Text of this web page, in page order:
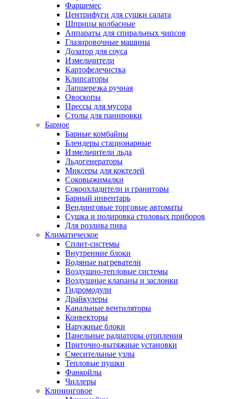
Фаршемес
Центрифуги для сушки салата
Шприцы колбасные
Аппараты для спиральных чипсов
Глазировочные машины
Дозатор для соуса
Измельчители
Картофелечистка
Клипсаторы
Лапшерезка ручная
Овоскопы
Прессы для мусора
Столы для панировки
Барное
Барные комбайны
Блендеры стационарные
Измельчители льда
Льдогенераторы
Миксеры для коктелей
Соковыжималки
Сокоохладители и граниторы
Барный инвентарь
Вендинговые торговые автоматы
Сушка и полировка столовых приборов
Для розлива пива
Климатическое
Сплит-системы
Внутренние блоки
Водяные нагреватели
Воздушно-тепловые системы
Воздушные клапаны и заслонки
Гидромодули
Драйкулеры
Канальные вентиляторы
Конвекторы
Наружные блоки
Панельные радиаторы отопления
Приточно-вытяжные установки
Смесительные узлы
Тепловые пушки
Фанкойлы
Чиллеры
Клининговое